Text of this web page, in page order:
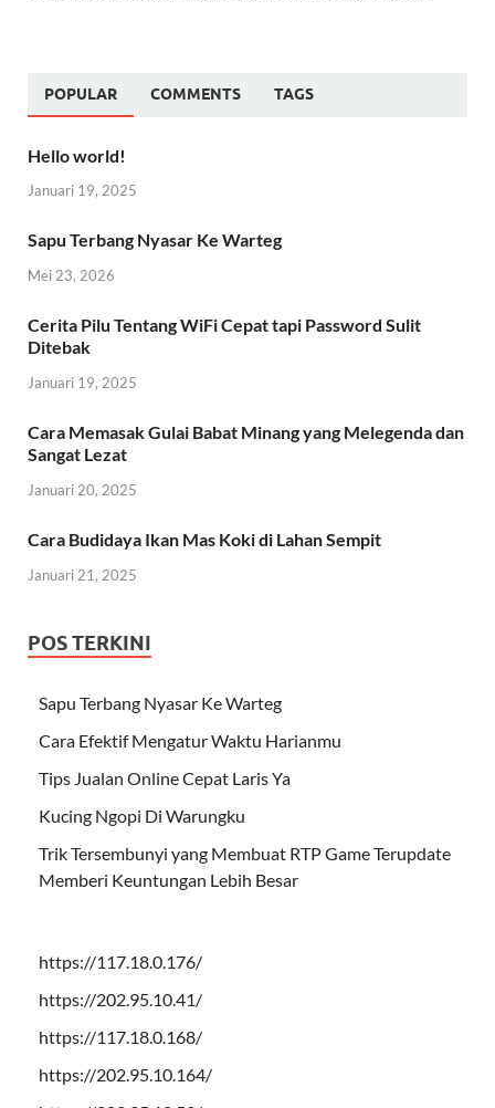
POPULAR COMMENTS TAGS
Hello world!
Januari 19, 2025
Sapu Terbang Nyasar Ke Warteg
Mei 23, 2026
Cerita Pilu Tentang WiFi Cepat tapi Password Sulit
Ditebak
Januari 19, 2025
Cara Memasak Gulai Babat Minang yang Melegenda dan
Sangat Lezat
Januari 20, 2025
Cara Budidaya Ikan Mas Koki di Lahan Sempit
Januari 21, 2025
POS TERKINI
Sapu Terbang Nyasar Ke Warteg
Cara Efektif Mengatur Waktu Harianmu
Tips Jualan Online Cepat Laris Ya
Kucing Ngopi Di Warungku
Trik Tersembunyi yang Membuat RTP Game Terupdate
Memberi Keuntungan Lebih Besar
https://117.18.0.176/
https://202.95.10.41/
https://117.18.0.168/
https://202.95.10.164/